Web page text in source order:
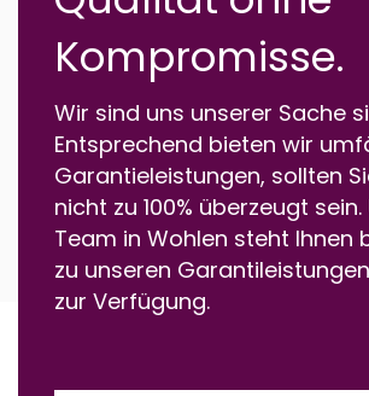
Kompromisse.
Wir sind uns unserer Sache
Entsprechend bieten wir
Garantieleistungen, sollten
nicht zu 100% überzeugt sein.
Team in Wohlen steht Ihnen
zu unseren
zur Verfügung.